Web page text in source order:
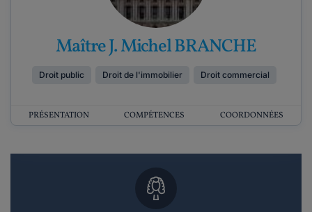
Maître J. Michel BRANCHE
Droit public Droit de l'immobilier Droit commercial
PRÉSENTATION COMPÉTENCES COORDONNÉES